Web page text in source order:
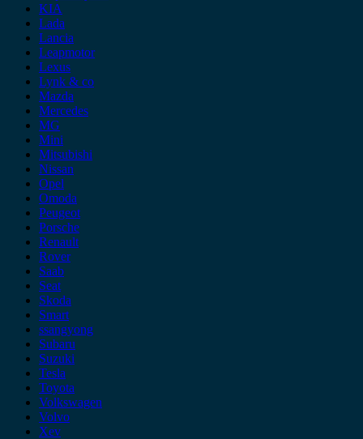
KIA
Lada
Lancia
Leapmotor
Lexus
Lynk & co
Mazda
Mercedes
MG
Mini
Mitsubishi
Nissan
Opel
Omoda
Peugeot
Porsche
Renault
Rover
Saab
Seat
Skoda
Smart
ssangyong
Subaru
Suzuki
Tesla
Toyota
Volkswagen
Volvo
Xev